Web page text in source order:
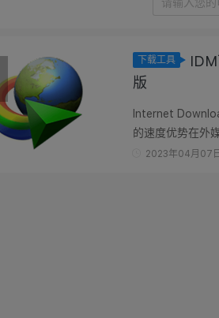
下载工具
版
Internet
的速度优势在外
升你的下载速度
2023年04月07